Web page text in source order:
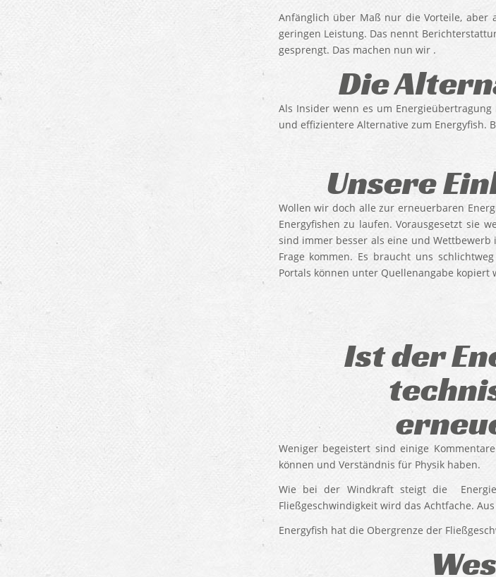
Anfänglich über Maß nur die Vorteile, aber
geringen Leistung. Das nennt
gesprengt. Das machen nun wir .
Die
Als Insider wenn es um
und effizientere Alternative zum Energyfish.
Unsere
Wollen wir doch alle zur erneuerbaren
Energyfishen zu laufen. Vorausgesetzt sie
sind immer besser als eine und
Frage kommen. Es braucht uns
Portals können unter Quellenangabe kopiert
Ist der
Weniger begeistert sind einige
können und Verständnis für Physik haben.
Wie bei der Windkraft steigt die
Fließgeschwindigkeit wird das Achtfache.
Energyfish hat die Obergrenze der